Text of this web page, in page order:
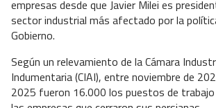
empresas desde que Javier Milei es
sector industrial más afectado por la
Gobierno.
Según un relevamiento de la Cámara
Indumentaria (CIAI), entre noviembre de
2025 fueron 16.000 los puestos de